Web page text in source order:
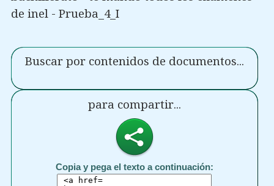
de inel - Prueba_4_I
Buscar por contenidos de documentos...
para compartir...
Copia y pega el texto a continuación: